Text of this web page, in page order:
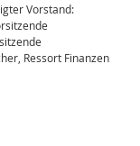
Vorstand:
Ressort Finanzen